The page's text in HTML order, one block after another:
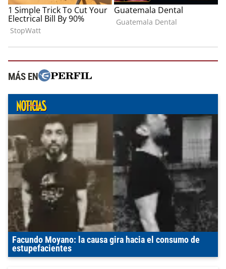
MÁS EN
Facundo Moyano: la causa gira hacia el consumo de
estupefacientes